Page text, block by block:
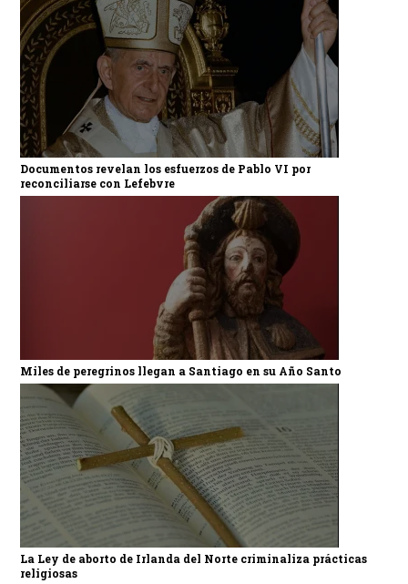
Documentos revelan los esfuerzos de Pablo VI por
reconciliarse con Lefebvre
Miles de peregrinos llegan a Santiago en su Año Santo
La Ley de aborto de Irlanda del Norte criminaliza prácticas
religiosas